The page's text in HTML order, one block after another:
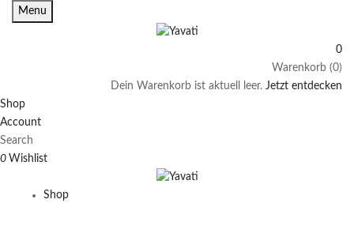
Menu
0
Warenkorb (0)
Dein Warenkorb ist aktuell leer. Jetzt entdecken
Shop
Account
Search
0 Wishlist
Shop